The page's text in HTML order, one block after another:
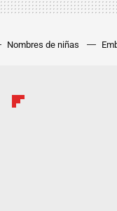
Nombres de niñas